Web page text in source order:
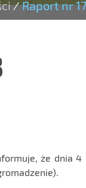
/ Raport nr
że dnia